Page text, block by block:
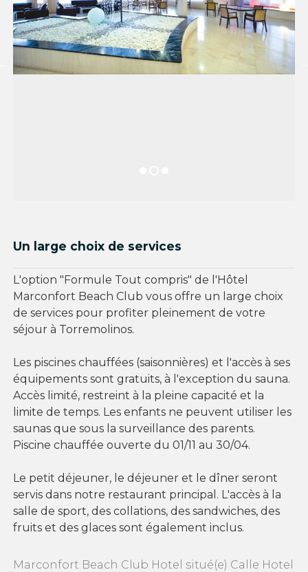
Un large choix de services
L'option "Formule Tout compris" de l'Hôtel
Marconfort Beach Club vous offre un large choix
de services pour profiter pleinement de votre
séjour à Torremolinos.
Les piscines chauffées (saisonnières) et l'accès à ses
équipements sont gratuits, à l'exception du sauna.
Accès limité, restreint à la pleine capacité et la
limite de temps. Les enfants ne peuvent utiliser les
saunas que sous la surveillance des parents.
Piscine chauffée ouverte du 01/11 au 30/04.
Le petit déjeuner, le déjeuner et le dîner seront
servis dans notre restaurant principal. L'accès à la
salle de sport, des collations, des sandwiches, des
fruits et des glaces sont également inclus.
Marconfort Beach Club Hotel situé(e) Calle Hotel